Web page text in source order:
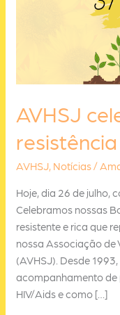
AVHSJ
AVHSJ, Notícias/
Hoje, dia 26 de julho,
Celebramos nossas
resistente e rica que
nossa Associação de
(AVHSJ). Desde
acompanhamento de
HIV/Aids e como […]